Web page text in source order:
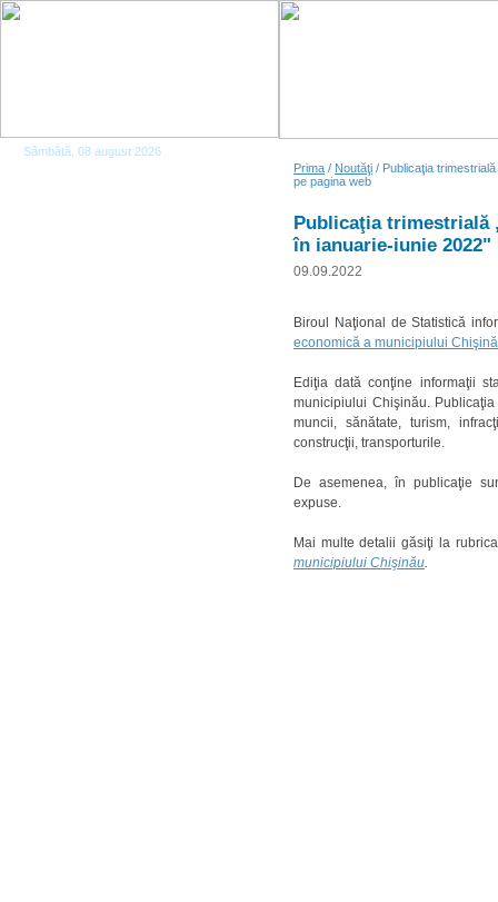
Sâmbătă, 08 august 2026
Prima / Noutăţi / Publicaţia
pe pagina web
Publicaţia trimestrială
în ianuarie-iunie 2022"
09.09.2022
Biroul Naţional de Statistică
economică a municipiului
Ediţia dată conţine informaţii
municipiului Chişinău.
muncii, sănătate, turism,
construcţii, transporturile.
De asemenea, în publicaţie
expuse.
Mai multe detalii găsiţi la
municipiului Chişinău.